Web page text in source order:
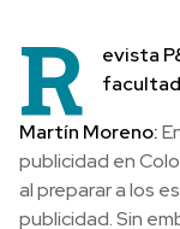
R
evista
Martín Moreno:
publicidad en
al preparar a los
publicidad. Sin